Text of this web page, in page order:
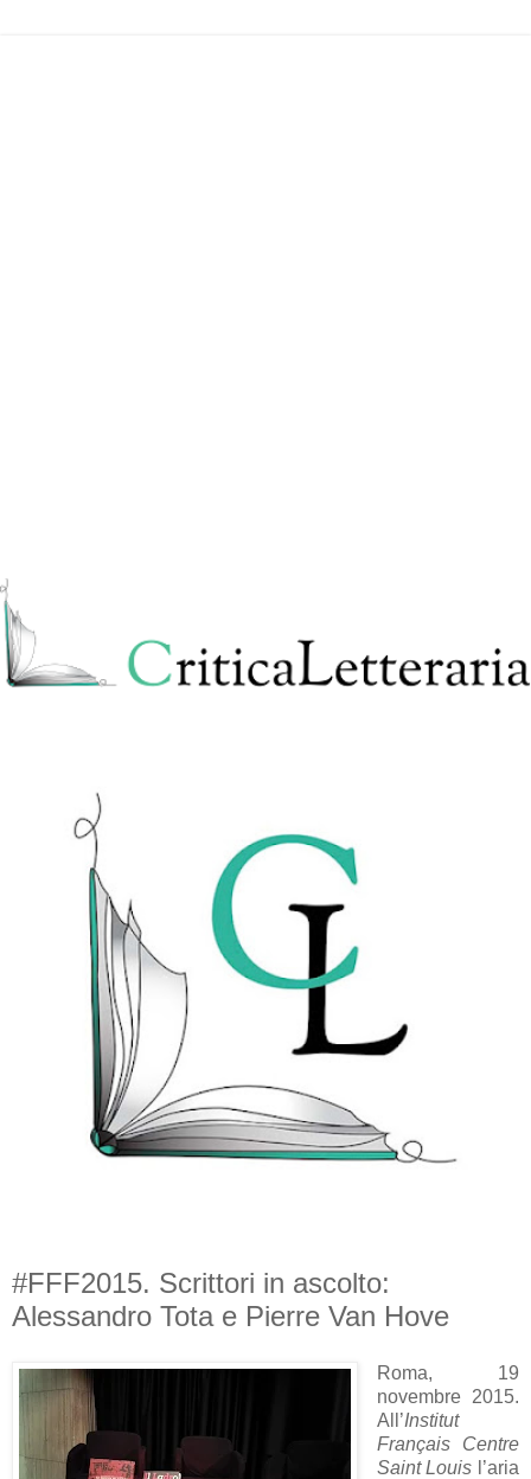
#FFF2015. Scrittori in ascolto:
Alessandro Tota e Pierre Van Hove
Roma, 19
novembre 2015.
All’Institut
Français Centre
Saint Louis l’aria